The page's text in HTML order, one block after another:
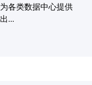
为各类数据中心提供
出...